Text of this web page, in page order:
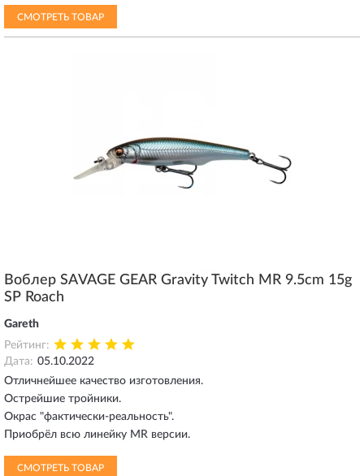
СМОТРЕТЬ ТОВАР
Воблер SAVAGE GEAR Gravity Twitch MR 9.5cm 15g
SP Roach
Gareth
Рейтинг:
Дата: 05.10.2022
Отличнейшее качество изготовления.
Острейшие тройники.
Окрас "фактически-реальность".
Приобрёл всю линейку MR версии.
СМОТРЕТЬ ТОВАР